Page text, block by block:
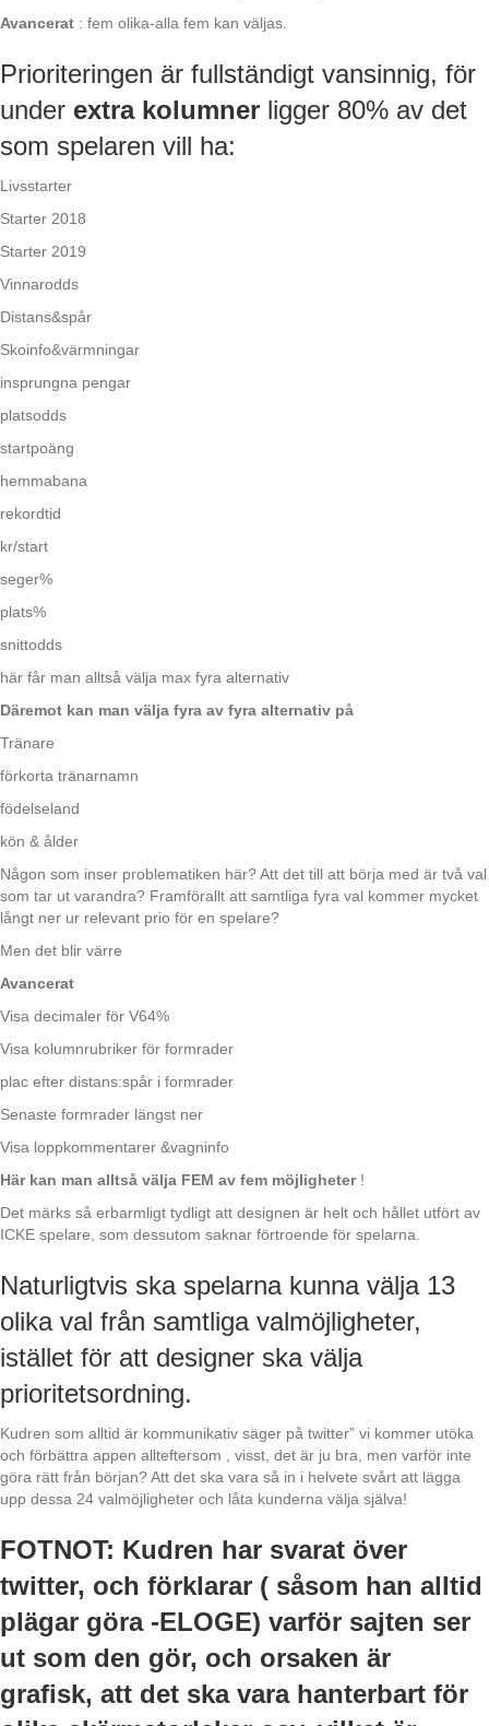
Avancerat : fem olika-alla fem kan väljas.
Prioriteringen är fullständigt vansinnig, för
under extra kolumner ligger 80% av det
som spelaren vill ha:
Livsstarter
Starter 2018
Starter 2019
Vinnarodds
Distans&spår
Skoinfo&värmningar
insprungna pengar
platsodds
startpoäng
hemmabana
rekordtid
kr/start
seger%
plats%
snittodds
här får man alltså välja max fyra alternativ
Däremot kan man välja fyra av fyra alternativ på
Tränare
förkorta tränarnamn
födelseland
kön & ålder
Någon som inser problematiken här? Att det till att börja med är två val
som tar ut varandra? Framförallt att samtliga fyra val kommer mycket
långt ner ur relevant prio för en spelare?
Men det blir värre
Avancerat
Visa decimaler för V64%
Visa kolumnrubriker för formrader
plac efter distans:spår i formrader
Senaste formrader längst ner
Visa loppkommentarer &vagninfo
Här kan man alltså välja FEM av fem möjligheter!
Det märks så erbarmligt tydligt att designen är helt och hållet utfört av
ICKE spelare, som dessutom saknar förtroende för spelarna.
Naturligtvis ska spelarna kunna välja 13
olika val från samtliga valmöjligheter,
istället för att designer ska välja
prioritetsordning.
Kudren som alltid är kommunikativ säger på twitter” vi kommer utöka
och förbättra appen allteftersom , visst, det är ju bra, men varför inte
göra rätt från början? Att det ska vara så in i helvete svårt att lägga
upp dessa 24 valmöjligheter och låta kunderna välja själva!
FOTNOT: Kudren har svarat över
twitter, och förklarar ( såsom han alltid
plägar göra -ELOGE) varför sajten ser
ut som den gör, och orsaken är
grafisk, att det ska vara hanterbart för